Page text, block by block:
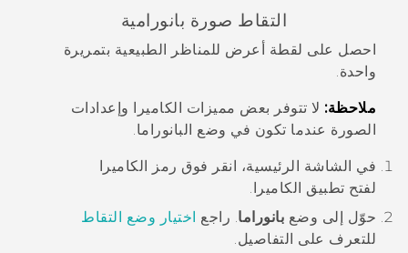
التقاط صورة بانورامية
احصل على لقطة أعرض للمناظر الطبيعية بتمريرة
واحدة.
ملاحظة: لا تتوفر بعض مميزات الكاميرا وإعدادات
الصورة عندما تكون في وضع البانوراما.
في الشاشة الرئيسية، انقر فوق رمز الكاميرا
لفتح تطبيق الكاميرا .
حوّل إلى وضع بانوراما. راجع اختيار وضع التقاط
للتعرف على التفاصيل.